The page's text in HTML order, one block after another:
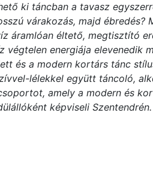
ki táncban a tavasz
várakozás, majd ébredés?
áramlóan éltető, megtisztító
végtelen energiája elevenedik
és a modern kortárs tánc
lélekkel együtt táncoló,
amely a modern és
képviseli Szentendrén.